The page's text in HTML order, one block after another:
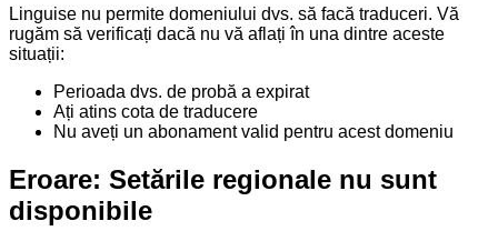
Linguise nu permite domeniului dvs. să facă traduceri. Vă
rugăm să verificați dacă nu vă aflați în una dintre aceste
situații:
Perioada dvs. de probă a expirat
Ați atins cota de traducere
Nu aveți un abonament valid pentru acest domeniu
Eroare: Setările regionale nu sunt
disponibile